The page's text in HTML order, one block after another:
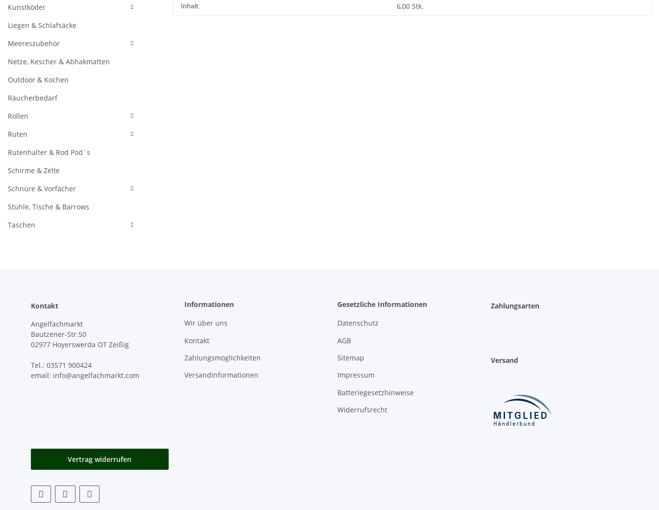
Produkteigenschaft
Wert
Inhalt: 6,00 Stk.
Kunstköder
Liegen & Schlafsäcke
Meereszubehör
Netze, Kescher & Abhakmatten
Outdoor & Kochen
Räucherbedarf
Rollen
Ruten
Rutenhalter & Rod Pod´s
Schirme & Zelte
Schnüre & Vorfächer
Stühle, Tische & Barrows
Taschen
Kontakt
Angelfachmarkt
Bautzener-Str.50
02977 Hoyerswerda OT Zeißig
Tel.: 03571 900424
email: info@angelfachmarkt.com
Informationen
Wir über uns
Kontakt
Zahlungsmöglichkeiten
Versandinformationen
Gesetzliche Informationen
Datenschutz
AGB
Sitemap
Impressum
Batteriegesetzhinweise
Widerrufsrecht
Zahlungsarten
Versand
Vertrag widerrufen